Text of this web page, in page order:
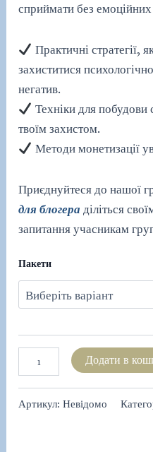
сприймати без емоційних
Практичні стратегії,
захиститися
негатив.
Техніки для побудови
твоїм захистом.
Методи монетизації
Приєднуйтеся до нашої
для блогера діліться
запитання учасникам
Пакети
"Антихейт
кількість
Додати в
Артикул:Невідомо